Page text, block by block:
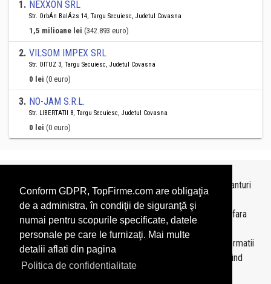
Conform GDPR, TopFirme.com are obligaţia
de a administra, în condiţii de siguranţă şi
numai pentru scopurile specificate, datele
personale pe care le furnizaţi. Mai multe
detalii aflati din pagina
Politica de confidentialitate
1. NEXXON SRL
Str. OrbÁn BalÁzs 14, Targu Secuiesc, Judetul Covasna
1,5 milioane lei (342.893 euro)
2. VILSOM IMPEX SRL
Str. OITUZ 3, Targu Secuiesc, Judetul Covasna
0 lei (0 euro)
3. NO-JAM S.R.L.
Str. LIBERTATII 8, Targu Secuiesc, Judetul Covasna
0 lei (0 euro)
Topurile sunt realizate deTopFirme
pe baza ultimelor bilanturi
depuse si au scop informativ.
Este interzisa folosirea topurilor fara acordul TopFirme si fara
precizarea sursei.
Daca doriti sa achizitionati
topuri personalizate
sau informatii
despre agentii economici va rugam sa ne contactati folosind
sectiunea Contact